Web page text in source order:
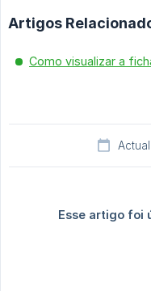
Artigos
Como visualizar a
Esse artigo foi